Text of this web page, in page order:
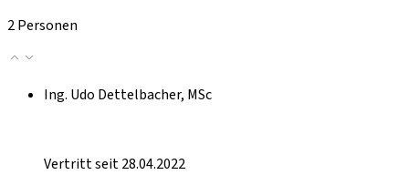
2 Personen
Ing. Udo Dettelbacher, MSc
Vertritt seit 28.04.2022